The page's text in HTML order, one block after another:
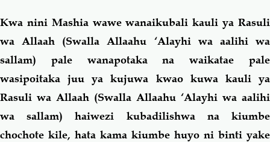
Kwa nini Mashia wawe wanaikubali kauli ya Rasuli
wa Allaah (Swalla Allaahu ‘Alayhi wa aalihi wa
sallam) pale wanapotaka na waikatae pale
wasipoitaka juu ya kujuwa kwao kuwa kauli ya
Rasuli wa Allaah (Swalla Allaahu ‘Alayhi wa aalihi
wa sallam) haiwezi kubadilishwa na kiumbe
chochote kile, hata kama kiumbe huyo ni binti yake